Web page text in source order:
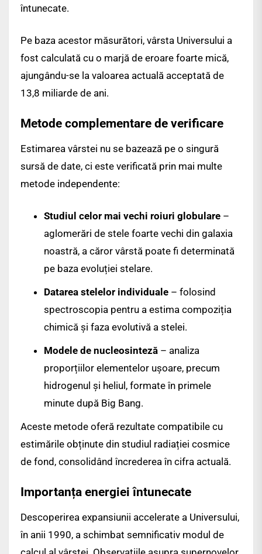
întunecate.
Pe baza acestor măsurători, vârsta Universului a
fost calculată cu o marjă de eroare foarte mică,
ajungându-se la valoarea actuală acceptată de
13,8 miliarde de ani.
Metode complementare de verificare
Estimarea vârstei nu se bazează pe o singură
sursă de date, ci este verificată prin mai multe
metode independente:
Studiul celor mai vechi roiuri globulare –
aglomerări de stele foarte vechi din galaxia
noastră, a căror vârstă poate fi determinată
pe baza evoluției stelare.
Datarea stelelor individuale – folosind
spectroscopia pentru a estima compoziția
chimică și faza evolutivă a stelei.
Modele de nucleosinteză – analiza
proporțiilor elementelor ușoare, precum
hidrogenul și heliul, formate în primele
minute după Big Bang.
Aceste metode oferă rezultate compatibile cu
estimările obținute din studiul radiației cosmice
de fond, consolidând încrederea în cifra actuală.
Importanța energiei întunecate
Descoperirea expansiunii accelerate a Universului,
în anii 1990, a schimbat semnificativ modul de